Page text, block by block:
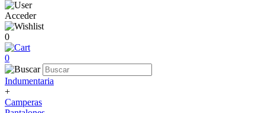
Acceder
0
0
Indumentaria
+
Camperas